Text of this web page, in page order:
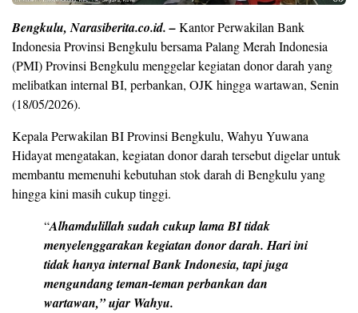
Bengkulu, Narasiberita.co.id. –Kantor Perwakilan Bank
Indonesia Provinsi Bengkulu bersama Palang Merah Indonesia
(PMI) Provinsi Bengkulu menggelar kegiatan donor darah yang
melibatkan internal BI, perbankan, OJK hingga wartawan, Senin
(18/05/2026).
Kepala Perwakilan BI Provinsi Bengkulu, Wahyu Yuwana
Hidayat mengatakan, kegiatan donor darah tersebut digelar untuk
membantu memenuhi kebutuhan stok darah di Bengkulu yang
hingga kini masih cukup tinggi.
“Alhamdulillah sudah cukup lama BI tidak
menyelenggarakan kegiatan donor darah. Hari ini
tidak hanya internal Bank Indonesia, tapi juga
mengundang teman-teman perbankan dan
wartawan,” ujar Wahyu.